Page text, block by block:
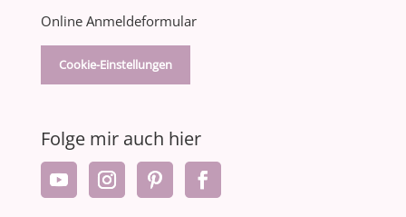
Online Anmeldeformular
Cookie-Einstellungen
Folge mir auch hier